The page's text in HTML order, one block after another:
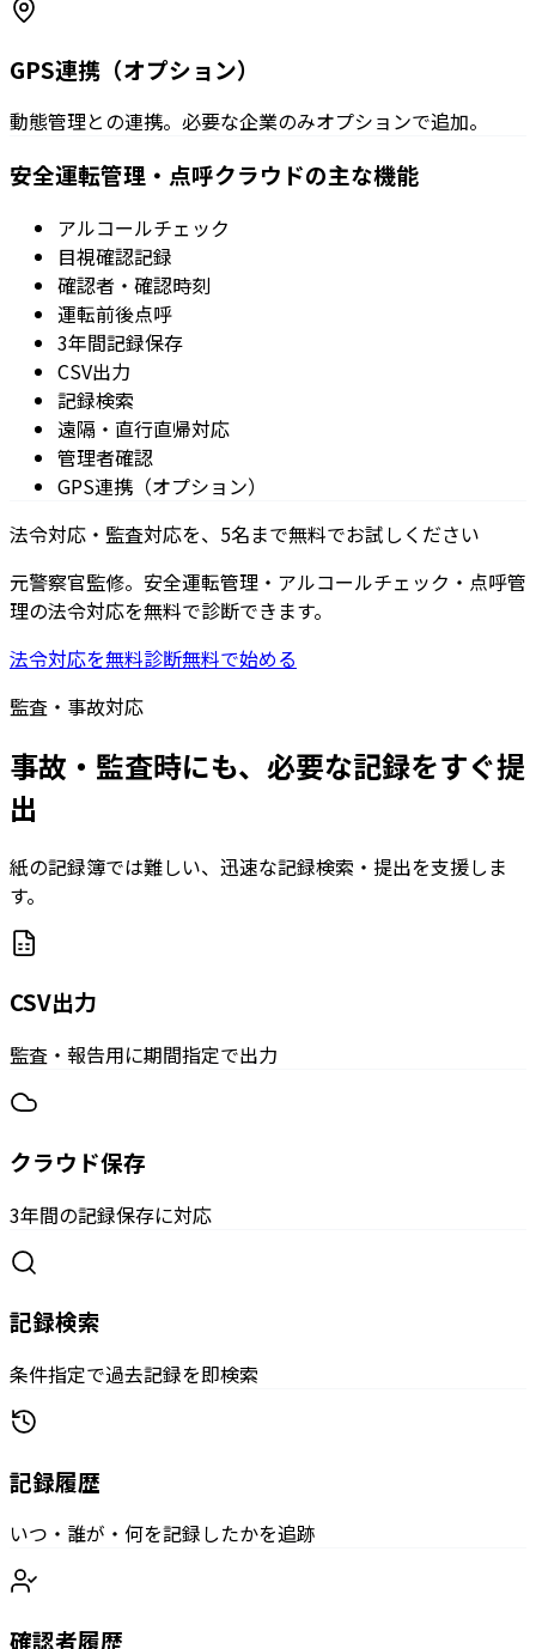
GPS連携（オプション）
動態管理との連携。必要な企業のみオプションで追加。
安全運転管理・点呼クラウドの主な機能
アルコールチェック
目視確認記録
確認者・確認時刻
運転前後点呼
3年間記録保存
CSV出力
記録検索
遠隔・直行直帰対応
管理者確認
GPS連携（オプション）
法令対応・監査対応を、5名まで無料でお試しください
元警察官監修。安全運転管理・アルコールチェック・点呼管
理の法令対応を無料で診断できます。
法令対応を無料診断無料で始める
監査・事故対応
事故・監査時にも、必要な記録をすぐ提
出
紙の記録簿では難しい、迅速な記録検索・提出を支援しま
す。
CSV出力
監査・報告用に期間指定で出力
クラウド保存
3年間の記録保存に対応
記録検索
条件指定で過去記録を即検索
記録履歴
いつ・誰が・何を記録したかを追跡
確認者履歴